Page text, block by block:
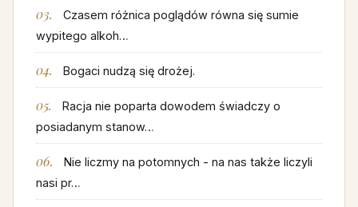
Czasem różnica poglądów równa się sumie
wypitego alkoh…
Bogaci nudzą się drożej.
Racja nie poparta dowodem świadczy o
posiadanym stanow…
Nie liczmy na potomnych - na nas także liczyli
nasi pr…